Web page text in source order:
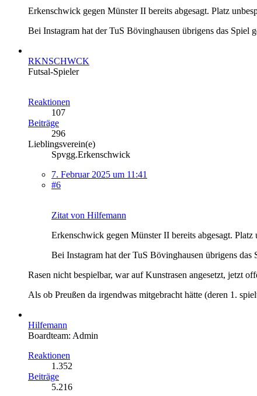
Erkenschwick gegen Münster II bereits abgesagt. Platz
Bei Instagram hat der TuS Bövinghausen übrigens das Spiel
RKNSCHWCK
Futsal-Spieler
Reaktionen
107
Beiträge
296
Lieblingsverein(e)
Spvgg.Erkenschwick
7. Februar 2025 um 11:41
#6
Zitat von Hilfemann
Erkenschwick gegen Münster II bereits abgesagt.
Bei Instagram hat der TuS Bövinghausen übrigens
Rasen nicht bespielbar, war auf Kunstrasen angesetzt, jetzt
Als ob Preußen da irgendwas mitgebracht hätte (deren 1.
Hilfemann
Boardteam: Admin
Reaktionen
1.352
Beiträge
5.216